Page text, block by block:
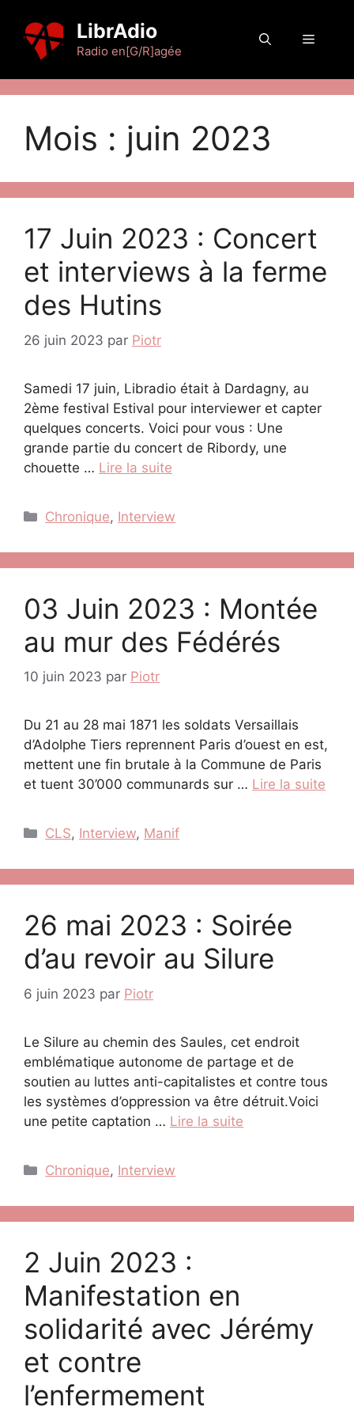
contenu
LibrAdio
Radio en[G/R]agée
Menu
Mois : juin 2023
17 Juin 2023 : Concert
et interviews à la ferme
des Hutins
26 juin 2023 par Piotr
Samedi 17 juin, Libradio était à Dardagny, au
2ème festival Estival pour interviewer et capter
quelques concerts. Voici pour vous : Une
grande partie du concert de Ribordy, une
chouette … Lire la suite
Catégories
Chronique, Interview
03 Juin 2023 : Montée
au mur des Fédérés
10 juin 2023 par Piotr
Du 21 au 28 mai 1871 les soldats Versaillais
d’Adolphe Tiers reprennent Paris d’ouest en est,
mettent une fin brutale à la Commune de Paris
et tuent 30’000 communards sur … Lire la suite
Catégories
CLS, Interview, Manif
26 mai 2023 : Soirée
d’au revoir au Silure
6 juin 2023 par Piotr
Le Silure au chemin des Saules, cet endroit
emblématique autonome de partage et de
soutien au luttes anti-capitalistes et contre tous
les systèmes d’oppression va être détruit.Voici
une petite captation … Lire la suite
Catégories
Chronique, Interview
2 Juin 2023 :
Manifestation en
solidarité avec Jérémy
et contre
l’enfermement